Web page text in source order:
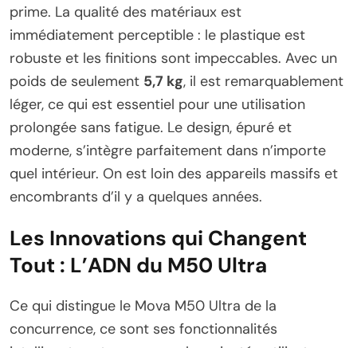
prime. La qualité des matériaux est
immédiatement perceptible : le plastique est
robuste et les finitions sont impeccables. Avec un
poids de seulement 5,7 kg, il est remarquablement
léger, ce qui est essentiel pour une utilisation
prolongée sans fatigue. Le design, épuré et
moderne, s’intègre parfaitement dans n’importe
quel intérieur. On est loin des appareils massifs et
encombrants d’il y a quelques années.
Les Innovations qui Changent
Tout : L’ADN du M50 Ultra
Ce qui distingue le Mova M50 Ultra de la
concurrence, ce sont ses fonctionnalités